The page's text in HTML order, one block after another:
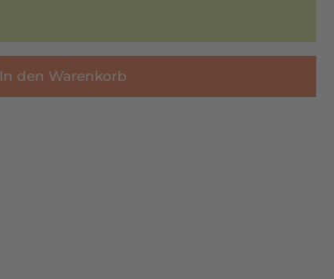
In den Warenkorb